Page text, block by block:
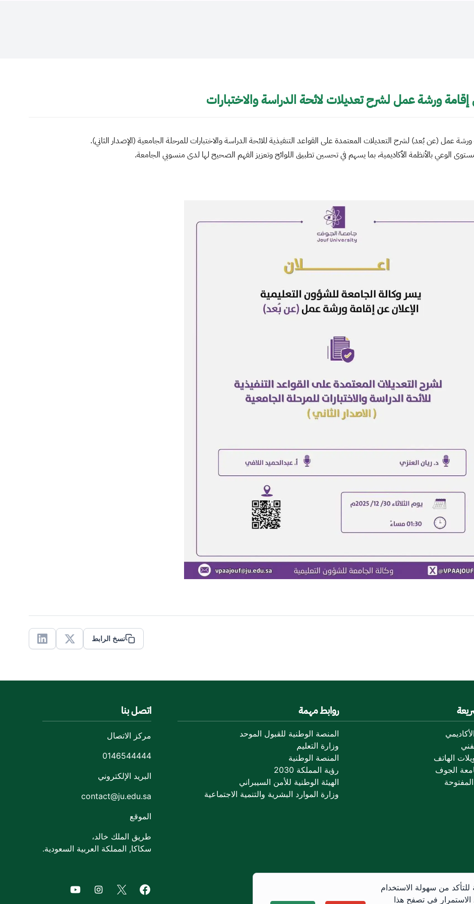
ورشة عمل لشرح تعديلات لائحة الدراسة والاختبارات
عمل (عن بُعد) لشرح التعديلات المعتمدة على القواعد التنفيذية للائحة الدراسة والاختبارات للمرحلة الجامعية (الإصدار الثاني).
الوعي بالأنظمة الأكاديمية، بما يسهم في تحسين تطبيق اللوائح وتعزيز الفهم الصحيح لها لدى منسوبي الجامعة.
نسخ الرابط
X
Linkedin
الهاتف
الجوف
روابط مهمة
المنصة الوطنية للقبول الموحد
وزارة التعليم
المنصة الوطنية
رؤية المملكة 2030
الهيئة الوطنية للأمن السيبراني
وزارة الموارد البشرية والتنمية الاجتماعية
اتصل بنا
مركز الاتصال
0146544444
البريد الإلكتروني
contact@ju.edu.sa
الموقع
طريق الملك خالد،
سكاكا, المملكة العربية السعودية.
Facebook of Jouf University
X of Jouf University
of Jouf University
من سهولة الاستخدام
في تصفح هذا